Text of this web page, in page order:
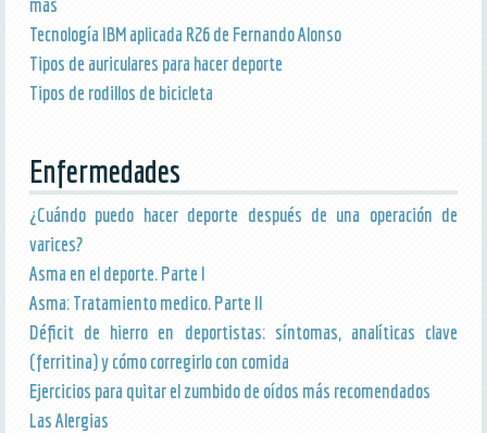
más
Tecnología IBM aplicada R26 de Fernando Alonso
Tipos de auriculares para hacer deporte
Tipos de rodillos de bicicleta
Enfermedades
¿Cuándo puedo hacer deporte después de una operación de
varices?
Asma en el deporte. Parte I
Asma: Tratamiento medico. Parte II
Déficit de hierro en deportistas: síntomas, analíticas clave
(ferritina) y cómo corregirlo con comida
Ejercicios para quitar el zumbido de oídos más recomendados
Las Alergias